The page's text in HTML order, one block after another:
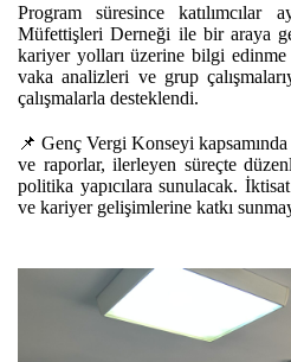
Program süresince katılımcılar
Müfettişleri Derneği ile bir araya
kariyer yolları üzerine bilgi edinme
vaka analizleri ve grup
çalışmalarla desteklendi.
📌 Genç Vergi Konseyi
ve raporlar, ilerleyen süreçte
politika yapıcılara sunulacak.
ve kariyer gelişimlerine katkı